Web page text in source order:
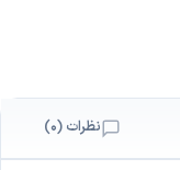
نظرات (0)